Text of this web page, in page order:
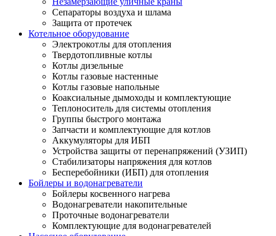
Сепараторы воздуха и шлама
Защита от протечек
Котельное оборудование
Электрокотлы для отопления
Твердотопливные котлы
Котлы дизельные
Котлы газовые настенные
Котлы газовые напольные
Коаксиальные дымоходы и комплектующие
Теплоноситель для системы отопления
Группы быстрого монтажа
Запчасти и комплектующие для котлов
Аккумуляторы для ИБП
Устройства защиты от перенапряжений (УЗИП)
Стабилизаторы напряжения для котлов
Бесперебойники (ИБП) для отопления
Бойлеры и водонагреватели
Бойлеры косвенного нагрева
Водонагреватели накопительные
Проточные водонагреватели
Комплектующие для водонагревателей